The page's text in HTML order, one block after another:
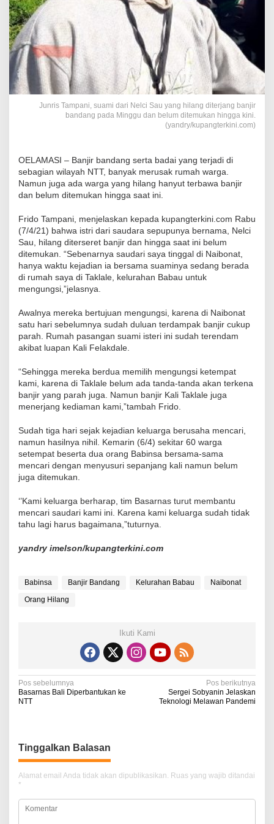
Junris Tampani, suami dari Nelci Sau yang hilang diterjang banjir
bandang pada Minggu dan belum ditemukan hingga kini.
(yandry/kupangterkini.com)
OELAMASI – Banjir bandang serta badai yang terjadi di
sebagian wilayah NTT, banyak merusak rumah warga.
Namun juga ada warga yang hilang hanyut terbawa banjir
dan belum ditemukan hingga saat ini.
Frido Tampani, menjelaskan kepada kupangterkini.com Rabu
(7/4/21) bahwa istri dari saudara sepupunya bernama, Nelci
Sau, hilang diterseret banjir dan hingga saat ini belum
ditemukan. “Sebenarnya saudari saya tinggal di Naibonat,
hanya waktu kejadian ia bersama suaminya sedang berada
di rumah saya di Taklale, kelurahan Babau untuk
mengungsi,”jelasnya.
Awalnya mereka bertujuan mengungsi, karena di Naibonat
satu hari sebelumnya sudah duluan terdampak banjir cukup
parah. Rumah pasangan suami isteri ini sudah terendam
akibat luapan Kali Felakdale.
“Sehingga mereka berdua memilih mengungsi ketempat
kami, karena di Taklale belum ada tanda-tanda akan terkena
banjir yang parah juga. Namun banjir Kali Taklale juga
menerjang kediaman kami,”tambah Frido.
Sudah tiga hari sejak kejadian keluarga berusaha mencari,
namun hasilnya nihil. Kemarin (6/4) sekitar 60 warga
setempat beserta dua orang Babinsa bersama-sama
mencari dengan menyusuri sepanjang kali namun belum
juga ditemukan.
‘’Kami keluarga berharap, tim Basarnas turut membantu
mencari saudari kami ini. Karena kami keluarga sudah tidak
tahu lagi harus bagaimana,”tuturnya.
yandry imelson/kupangterkini.com
Babinsa Banjir Bandang Kelurahan Babau
Naibonat
Orang Hilang
Ikuti Kami
N
a
i
g
a
s
Pos sebelumnya
Basarnas Bali Diperbantukan ke
NTT
Pos berikutnya
Sergei Sobyanin Jelaskan
Teknologi Melawan Pandemi
Tinggalkan Balasan
Alamat email Anda tidak akan dipublikasikan. Ruas yang wajib ditandai
*